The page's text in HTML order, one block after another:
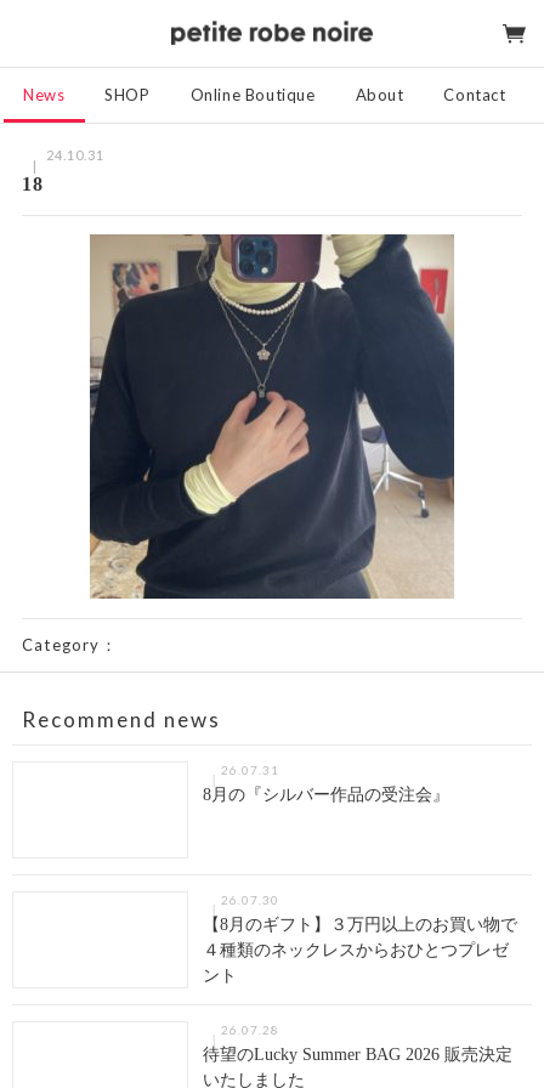
News SHOP Online Boutique About Contact
24.10.31
18
Category：
Recommend news
26.07.31
8月の『シルバー作品の受注会』
26.07.30
【8月のギフト】３万円以上のお買い物で
４種類のネックレスからおひとつプレゼ
ント
26.07.28
待望のLucky Summer BAG 2026 販売決定
いたしました